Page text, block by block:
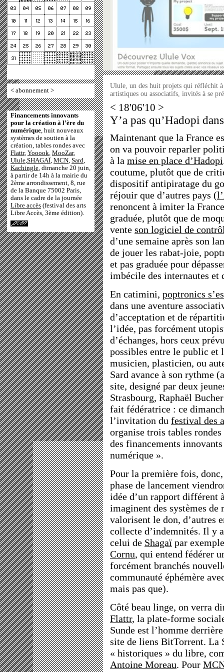
< abonnement >
Financements innovants
pour la création à l’ère du
numérique, huit nouveaux
systèmes de soutien à la
création, tables rondes avec
Flattr, Yooook, MooZar,
Ulule,SHAGAÏ, MCN, Sard,
Kachingle, dimanche 20 juin,
à partir de 14h à la mairie du
2ème arrondissement, 8, rue
de la Banque 75002 Paris,
dans le cadre de la journée
Libre accès (festival des arts
Libre Accès, 3ème édition).
Ulule, un des huit projets qui réfléchit
artistiques ou associatifs, invités à se
< 18'06'10 >
Y’a pas qu’Hadopi
Maintenant que la France
on va pouvoir reparler
à la mise en place d’Hadopi
coutume, plutôt que de
dispositif antipiratage du
réjouir que d’autres pays (
renoncent à imiter la
graduée, plutôt que de
vente son logiciel de
d’une semaine après son
de jouer les rabat-joie,
et pas graduée pour
imbécile des internautes et
En catimini, poptronics
dans une aventure
d’acceptation et de
l’idée, pas forcément
d’échanges, hors ceux
possibles entre le public et
musicien, plasticien, ou
Sard avance à son rythme
site, designé par deux
Strasbourg, Raphaël
fait fédératrice : ce
l’invitation du festival des
organise trois tables
des financements
numérique ».
Pour la première fois,
phase de lancement
idée d’un rapport différent
imaginent des systèmes de
valorisent le don, d’autres
collecte d’indemnités. Il y
celui de Shagaï par
Cornu, qui entend fédérer
forcément branchés
communauté éphémère
mais pas que).
Côté beau linge, on verra
Flattr, la plate-forme
Sunde est l’homme
site de liens BitTorrent. La
« historiques » du libre,
Antoine Moreau. Pour